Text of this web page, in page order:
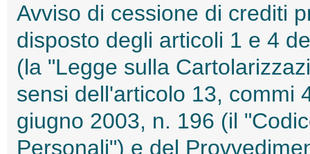
Avviso di cessione di crediti
disposto degli articoli 1 e 4
(la "Legge sulla
sensi dell'articolo 13, commi
giugno 2003, n. 196 (il
Personali") e del